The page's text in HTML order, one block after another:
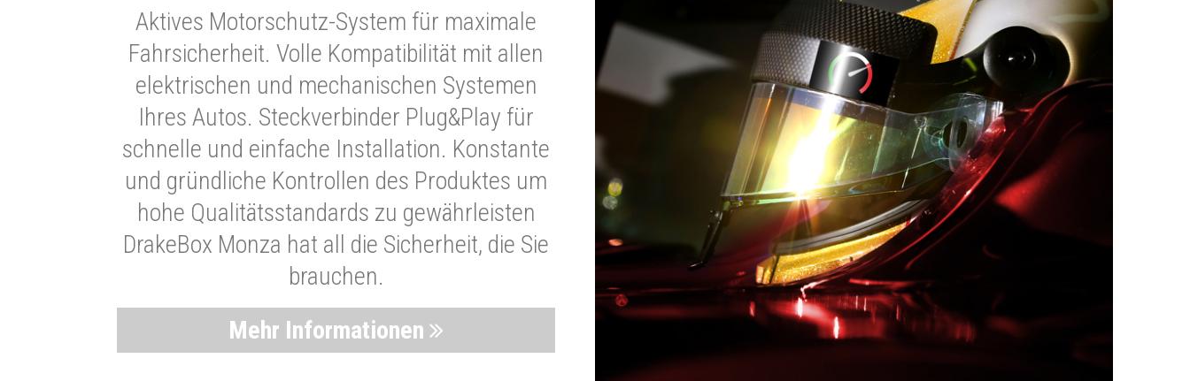
Aktives Motorschutz-System für maximale
Fahrsicherheit. Volle Kompatibilität mit allen
elektrischen und mechanischen Systemen
Ihres Autos. Steckverbinder Plug&Play für
schnelle und einfache Installation. Konstante
und gründliche Kontrollen des Produktes um
hohe Qualitätsstandards zu gewährleisten
DrakeBox Monza hat all die Sicherheit, die Sie
brauchen.
Mehr Informationen